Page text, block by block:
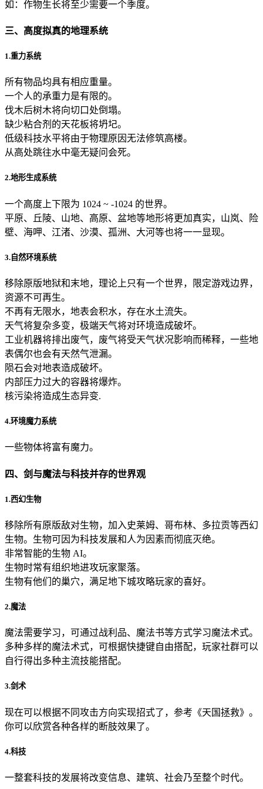
如：作物生长将至少需要一个季度。
三、高度拟真的地理系统
1.重力系统
所有物品均具有相应重量。
一个人的承重力是有限的。
伐木后树木将向切口处倒塌。
缺少粘合剂的天花板将坍圮。
低级科技水平将由于物理原因无法修筑高楼。
从高处跳往水中毫无疑问会死。
2.地形生成系统
一个高度上下限为 1024 ~ -1024 的世界。
平原、丘陵、山地、高原、盆地等地形将更加真实，山岚、险
壁、海呷、江渚、沙漠、孤洲、大河等也将一一显现。
3.自然环境系统
移除原版地狱和末地，理论上只有一个世界，限定游戏边界，
资源不可再生。
不再有无限水，地表会积水，存在水土流失。
天气将复杂多变，极端天气将对环境造成破坏。
工业机器将排出废气，废气将受天气状况影响而稀释，一些地
表偶尔也会有天然气泄漏。
陨石会对地表造成破坏。
内部压力过大的容器将爆炸。
核污染将造成生态异变.
4.环境魔力系统
一些物体将富有魔力。
四、剑与魔法与科技并存的世界观
1.西幻生物
移除所有原版敌对生物，加入史莱姆、哥布林、多拉贡等西幻
生物。生物可因为科技发展和人为因素而彻底灭绝。
非常智能的生物 AI。
生物时常有组织地进攻玩家聚落。
生物有他们的巢穴，满足地下城攻略玩家的喜好。
2.魔法
魔法需要学习，可通过战利品、魔法书等方式学习魔法术式。
多种多样的魔法术式，可根据快捷键自由搭配，玩家社群可以
自行得出多种主流技能搭配。
3.剑术
现在可以根据不同攻击方向实现招式了，参考《天国拯救》。
你可以欣赏各种各样的断肢效果了。
4.科技
一整套科技的发展将改变信息、建筑、社会乃至整个时代。